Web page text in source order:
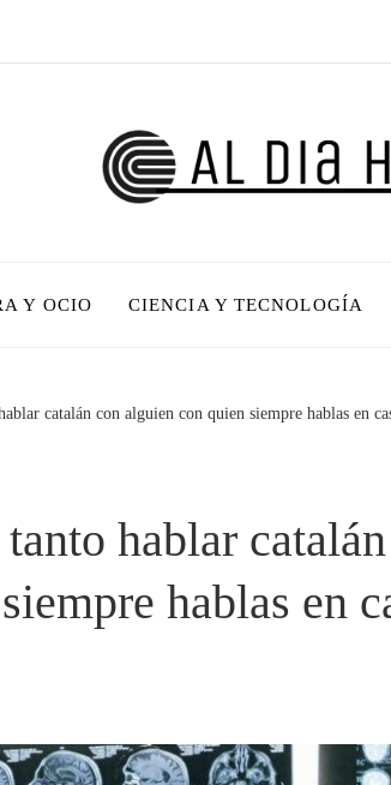
Y OCIO CIENCIA Y TECNOLOGÍA
catalán con alguien con quien siempre hablas en
hablar
hablas en